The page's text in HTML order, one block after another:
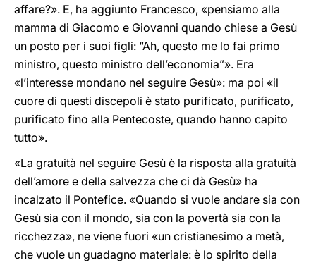
affare?». E, ha aggiunto Francesco, «pensiamo alla
mamma di Giacomo e Giovanni quando chiese a Gesù
un posto per i suoi figli: “Ah, questo me lo fai primo
ministro, questo ministro dell’economia”». Era
«l’interesse mondano nel seguire Gesù»: ma poi «il
cuore di questi discepoli è stato purificato, purificato,
purificato fino alla Pentecoste, quando hanno capito
tutto».
«La gratuità nel seguire Gesù è la risposta alla gratuità
dell’amore e della salvezza che ci dà Gesù» ha
incalzato il Pontefice. «Quando si vuole andare sia con
Gesù sia con il mondo, sia con la povertà sia con la
ricchezza», ne viene fuori «un cristianesimo a metà,
che vuole un guadagno materiale: è lo spirito della